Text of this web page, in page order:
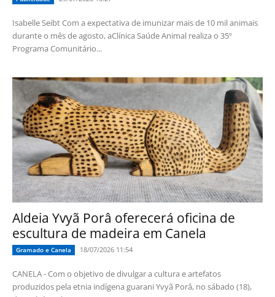
Isabelle Seibt Com a expectativa de imunizar mais de 10 mil animais
durante o mês de agosto, aClínica Saúde Animal realiza o 35º
Programa Comunitário...
Aldeia Yvyã Porâ oferecerá oficina de
escultura de madeira em Canela
Gramado e Canela 18/07/2026 11:54
CANELA - Com o objetivo de divulgar a cultura e artefatos
produzidos pela etnia indígena guarani Yvyã Porâ, no sábado (18),